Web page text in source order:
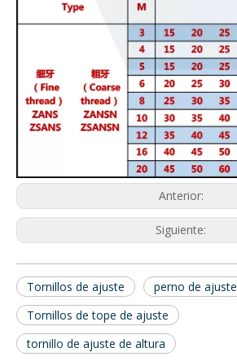
Anterior:
Siguiente:
Tornillos de ajuste
perno de ajuste
Tornillos de tope de ajuste
tornillo de ajuste de altura